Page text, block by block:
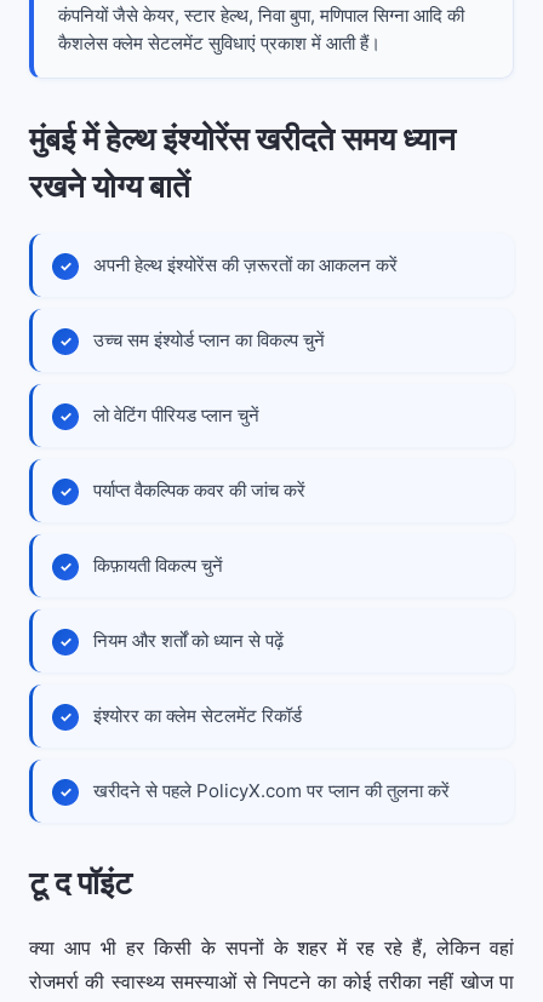
कंपनियों जैसे केयर, स्टार हेल्थ, निवा बुपा, मणिपाल सिग्ना आदि की
कैशलेस क्लेम सेटलमेंट सुविधाएं प्रकाश में आती हैं।
मुंबई में हेल्थ इंश्योरेंस खरीदते समय ध्यान
रखने योग्य बातें
अपनी हेल्थ इंश्योरेंस की ज़रूरतों का आकलन करें
उच्च सम इंश्योर्ड प्लान का विकल्प चुनें
लो वेटिंग पीरियड प्लान चुनें
पर्याप्त वैकल्पिक कवर की जांच करें
किफ़ायती विकल्प चुनें
नियम और शर्तों को ध्यान से पढ़ें
इंश्योरर का क्लेम सेटलमेंट रिकॉर्ड
खरीदने से पहले PolicyX.com पर प्लान की तुलना करें
टू द पॉइंट
क्या आप भी हर किसी के सपनों के शहर में रह रहे हैं, लेकिन वहां
रोजमर्रा की स्वास्थ्य समस्याओं से निपटने का कोई तरीका नहीं खोज पा